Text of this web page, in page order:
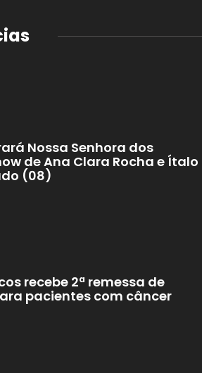
Nossa Senhora dos
de Ana Clara Rocha e Ítalo
(08)
recebe 2ª remessa de
pacientes com câncer